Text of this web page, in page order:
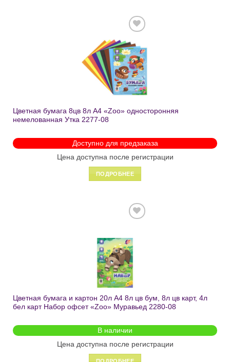
Добавить
в список
желаний
Цветная бумага 8цв 8л А4 «Zoo» односторонняя
немелованная Утка 2277-08
Доступно для предзаказа
Цена доступна после регистрации
ПОДРОБНЕЕ
желаний
Цветная бумага и картон 20л А4 8л цв бум, 8л цв карт, 4л
бел карт Набор офсет «Zoo» Муравьед 2280-08
В наличии
Цена доступна после регистрации